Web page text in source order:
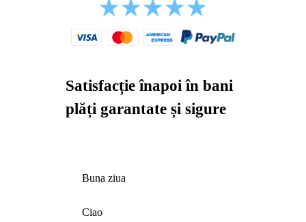
Satisfacție înapoi în bani
plăți garantate și sigure
Buna ziua
Ciao